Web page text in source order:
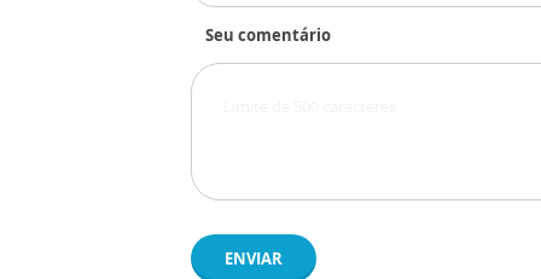
Seu comentário
ENVIAR